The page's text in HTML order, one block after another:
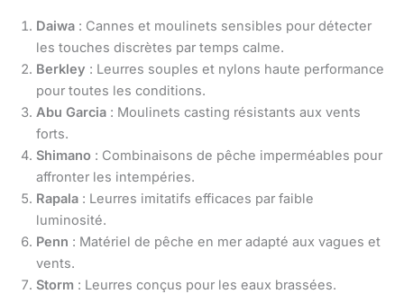
Daiwa : Cannes et moulinets sensibles pour détecter
les touches discrètes par temps calme.
Berkley : Leurres souples et nylons haute performance
pour toutes les conditions.
Abu Garcia : Moulinets casting résistants aux vents
forts.
Shimano : Combinaisons de pêche imperméables pour
affronter les intempéries.
Rapala : Leurres imitatifs efficaces par faible
luminosité.
Penn : Matériel de pêche en mer adapté aux vagues et
vents.
Storm : Leurres conçus pour les eaux brassées.